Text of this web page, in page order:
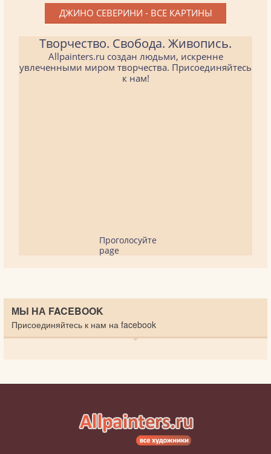
ДЖИНО СЕВЕРИНИ - ВСЕ КАРТИНЫ
Творчество. Свобода. Живопись.
Allpainters.ru создан людьми, искренне
увлеченными миром творчества. Присоединяйтесь
к нам!
Проголосуйте
page
МЫ НА FACEBOOK
Присоединяйтесь к нам на facebook